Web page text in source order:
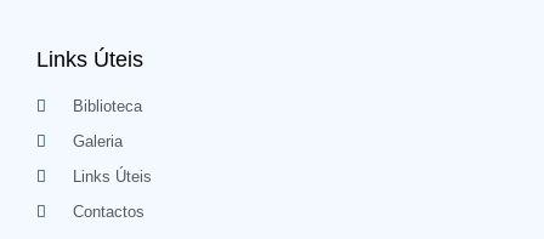
Links Úteis
Biblioteca
Galeria
Links Úteis
Contactos